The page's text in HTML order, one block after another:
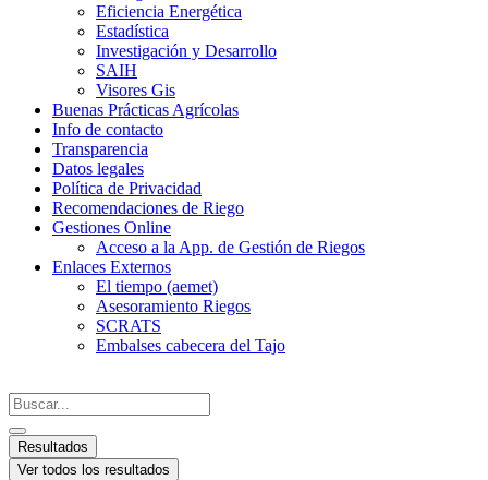
Eficiencia Energética
Estadística
Investigación y Desarrollo
SAIH
Visores Gis
Buenas Prácticas Agrícolas
Info de contacto
Transparencia
Datos legales
Política de Privacidad
Recomendaciones de Riego
Gestiones Online
Acceso a la App. de Gestión de Riegos
Enlaces Externos
El tiempo (aemet)
Asesoramiento Riegos
SCRATS
Embalses cabecera del Tajo
Search
...
Resultados
Ver todos los resultados